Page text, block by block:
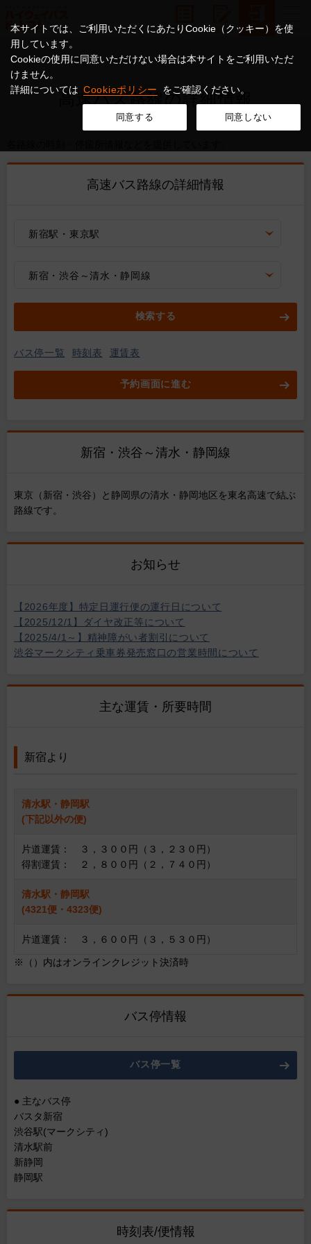
本サイトでは、ご利用いただくにあたりCookie（クッキー）を使
用しています。
Cookieの使用に同意いただけない場合は本サイトをご利用いただ
けません。
詳細については Cookieポリシー をご確認ください。
同意する 同意しない
高速バス路線の詳細情報
高速バス路線の詳細情報
新宿駅・東京駅
新宿・渋谷～清水・静岡線
検索する
バス停一覧 時刻表 運賃表
予約画面に進む
新宿・渋谷～清水・静岡線
東京（新宿・渋谷）と静岡県の清水・静岡地区を東名高速で結ぶ
路線です。
お知らせ
【2026年度】特定日運行便の運行日について
【2025/12/1】ダイヤ改正等について
【2025/4/1～】精神障がい者割引について
渋谷マークシティ乗車券発売窓口の営業時間について
主な運賃・所要時間
新宿より
清水駅・静岡駅
(下記以外の便)
片道運賃： ３，３００円（３，２３０円）
得割運賃： ２，８００円（２，７４０円）
清水駅・静岡駅
(4321便・4323便)
片道運賃： ３，６００円（３，５３０円）
※（）内はオンラインクレジット決済時
バス停情報
バス停一覧
● 主なバス停
バスタ新宿
渋谷駅(マークシティ)
清水駅前
新静岡
静岡駅
時刻表/便情報